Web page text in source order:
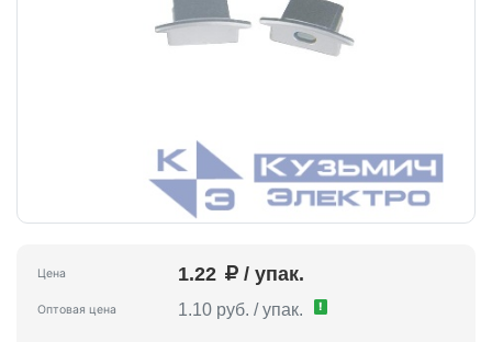
Цена 1.22 / упак.
Оптовая цена 1.10 руб. / упак. !